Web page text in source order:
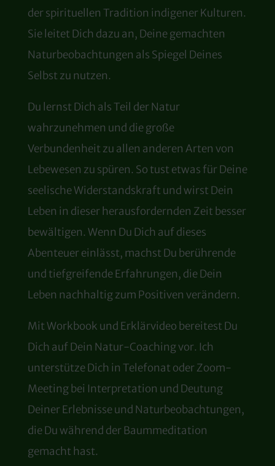
der spirituellen Tradition indigener Kulturen.
Sie leitet Dich dazu an, Deine gemachten
Naturbeobachtungen als Spiegel Deines
Selbst zu nutzen.
Du lernst Dich als Teil der Natur
wahrzunehmen und die große
Verbundenheit zu allen anderen Arten von
Lebewesen zu spüren. So tust etwas für Deine
seelische Widerstandskraft und wirst Dein
Leben in dieser herausfordernden Zeit besser
bewältigen. Wenn Du Dich auf dieses
Abenteuer einlässt, machst Du berührende
und tiefgreifende Erfahrungen, die Dein
Leben nachhaltig zum Positiven verändern.
Mit Workbook und Erklärvideo bereitest Du
Dich auf Dein Natur-Coaching vor. Ich
unterstütze Dich in Telefonat oder Zoom-
Meeting bei Interpretation und Deutung
Deiner Erlebnisse und Naturbeobachtungen,
die Du während der Baummeditation
gemacht hast.